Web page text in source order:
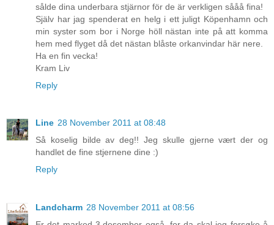
sålde dina underbara stjärnor för de är verkligen sååå fina!
Själv har jag spenderat en helg i ett juligt Köpenhamn och
min syster som bor i Norge höll nästan inte på att komma
hem med flyget då det nästan blåste orkanvindar här nere.
Ha en fin vecka!
Kram Liv
Reply
Line 28 November 2011 at 08:48
Så koselig bilde av deg!! Jeg skulle gjerne vært der og
handlet de fine stjernene dine :)
Reply
Landcharm 28 November 2011 at 08:56